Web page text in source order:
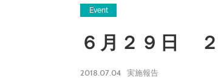
Event
６月２９日
2018.07.04 実施報告